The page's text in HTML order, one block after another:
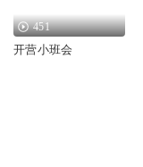
451
开营小班会